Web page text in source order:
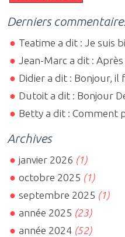
Derniers
Teatime a dit : Je suis
Jean-Marc a dit :
Didier a dit : Bonjour,
Dutoit a dit : Bonjour
Betty a dit : Comment
Archives
janvier 2026 (1)
octobre 2025 (1)
septembre 2025 (1)
année 2025 (23)
année 2024 (52)